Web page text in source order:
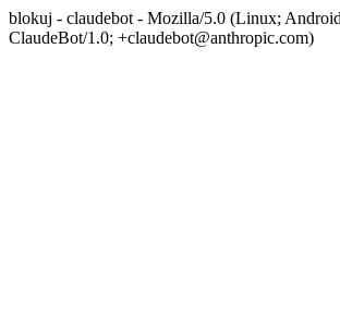
blokuj - claudebot - Mozilla/5.0 (Linux;
ClaudeBot/1.0; +claudebot@anthropic.com)